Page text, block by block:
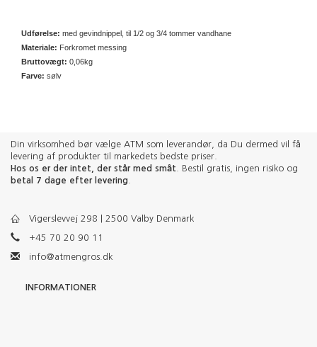
Udførelse: med gevindnippel, til 1/2 og 3/4 tommer vandhane
Materiale: Forkromet messing
Bruttovægt: 0,06kg
Farve: sølv
Din virksomhed bør vælge ATM som leverandør, da Du dermed vil få
levering af produkter til markedets bedste priser.
Hos os er der intet, der står med småt . Bestil gratis, ingen risiko og
betal 7 dage efter levering
Vigerslevvej 298 | 2500 Valby Denmark
+45 70 20 90 11
info@atmengros.dk
INFORMATIONER